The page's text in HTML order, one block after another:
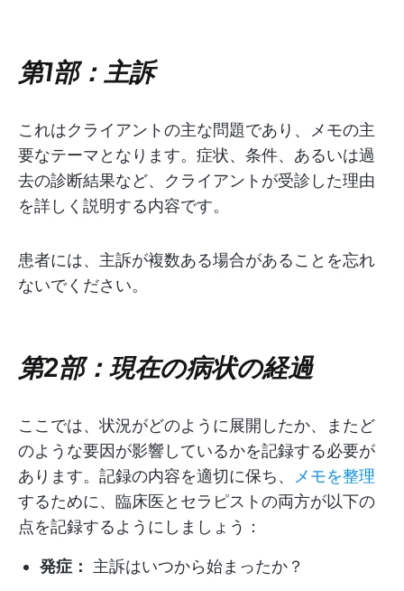
第1部：主訴
これはクライアントの主な問題であり、メモの主
要なテーマとなります。症状、条件、あるいは過
去の診断結果など、クライアントが受診した理由
を詳しく説明する内容です。
患者には、主訴が複数ある場合があることを忘れ
ないでください。
第2部：現在の病状の経過
ここでは、状況がどのように展開したか、またど
のような要因が影響しているかを記録する必要が
あります。記録の内容を適切に保ち、
メモを整理
するために、臨床医とセラピストの両方が以下の
点を記録するようにしましょう：
発症：
主訴はいつから始まったか？